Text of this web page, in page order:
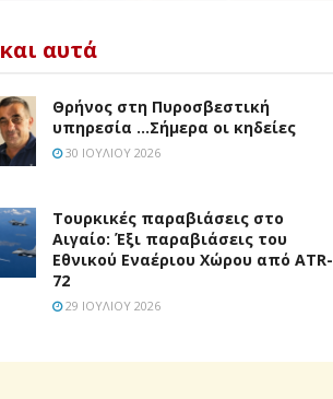
και αυτά
Θρήνος στη Πυροσβεστική
υπηρεσία …Σήμερα οι κηδείες
30 ΙΟΥΛΊΟΥ 2026
Τουρκικές παραβιάσεις στο
Αιγαίο: Έξι παραβιάσεις του
Εθνικού Εναέριου Χώρου από ATR-
72
29 ΙΟΥΛΊΟΥ 2026